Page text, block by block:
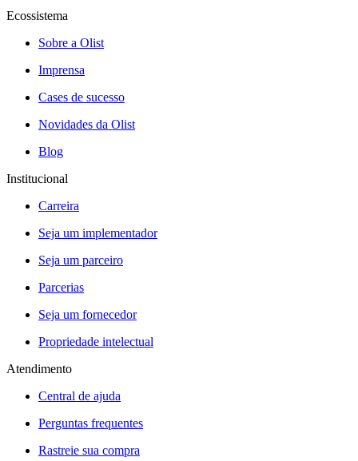
Ecossistema
Sobre a Olist
Imprensa
Cases de sucesso
Novidades da Olist
Blog
Institucional
Carreira
Seja um implementador
Seja um parceiro
Parcerias
Seja um fornecedor
Propriedade intelectual
Atendimento
Central de ajuda
Perguntas frequentes
Rastreie sua compra